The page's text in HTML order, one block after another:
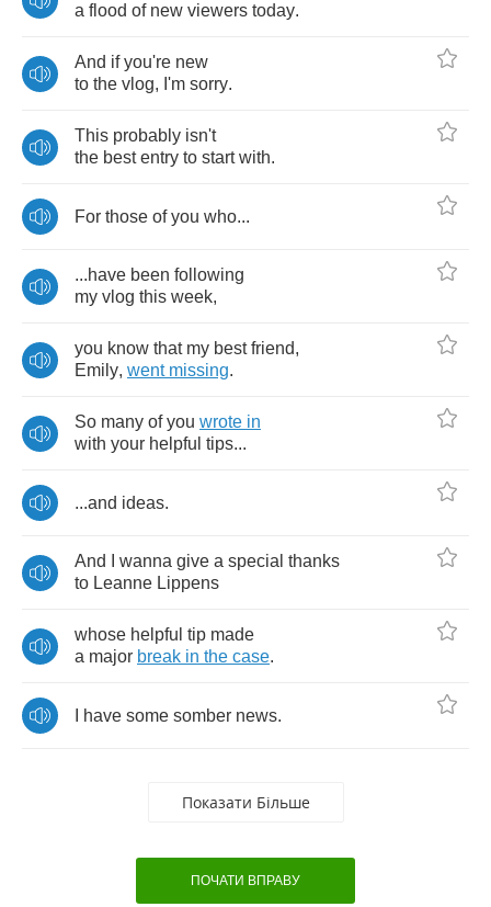
a flood of new viewers today.
And if you're new
to the vlog, I'm sorry.
This probably isn't
the best entry to start with.
For those of you who...
...have been following
my vlog this week,
you know that my best friend,
Emily, went missing.
So many of you wrote in
with your helpful tips...
...and ideas.
And wanna give a special thanks
to Leanne Lippens
whose helpful tip made
a major break in the case.
have some somber news.
Показати Більше
ПОЧАТИ ВПРАВУ